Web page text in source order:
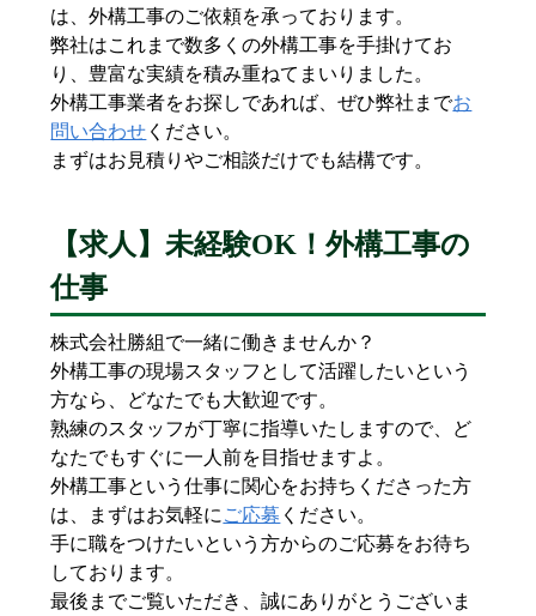
は、外構工事のご依頼を承っております。
弊社はこれまで数多くの外構工事を手掛けてお
り、豊富な実績を積み重ねてまいりました。
外構工事業者をお探しであれば、ぜひ弊社までお
問い合わせ ください。
まずはお見積りやご相談だけでも結構です。
【求人】未経験OK！外構工事の
仕事
株式会社勝組で一緒に働きませんか？
外構工事の現場スタッフとして活躍したいという
方なら、どなたでも大歓迎です。
熟練のスタッフが丁寧に指導いたしますので、ど
なたでもすぐに一人前を目指せますよ。
外構工事という仕事に関心をお持ちくださった方
は、まずはお気軽に ご応募 ください。
手に職をつけたいという方からのご応募をお待ち
しております。
最後までご覧いただき、誠にありがとうございま